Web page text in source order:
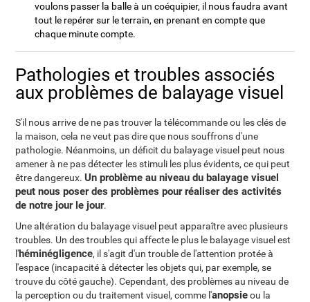
voulons passer la balle à un coéquipier, il nous faudra avant
tout le repérer sur le terrain, en prenant en compte que
chaque minute compte.
Pathologies et troubles associés
aux problèmes de balayage visuel
S'il nous arrive de ne pas trouver la télécommande ou les clés de
la maison, cela ne veut pas dire que nous souffrons d'une
pathologie. Néanmoins, un déficit du balayage visuel peut nous
amener à ne pas détecter les stimuli les plus évidents, ce qui peut
être dangereux.Un problème au niveau du balayage visuel
peut nous poser des problèmes pour réaliser des activités
de notre jour le jour.
Une altération du balayage visuel peut apparaître avec plusieurs
troubles. Un des troubles qui affecte le plus le balayage visuel est
l'héminégligence, il s'agit d'un trouble de l'attention protée à
l'espace (incapacité à détecter les objets qui, par exemple, se
trouve du côté gauche). Cependant, des problèmes au niveau de
la perception ou du traitement visuel, comme l'anopsieou la